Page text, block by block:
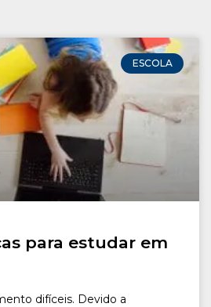
ESCOLA
para estudar em
difíceis. Devido a